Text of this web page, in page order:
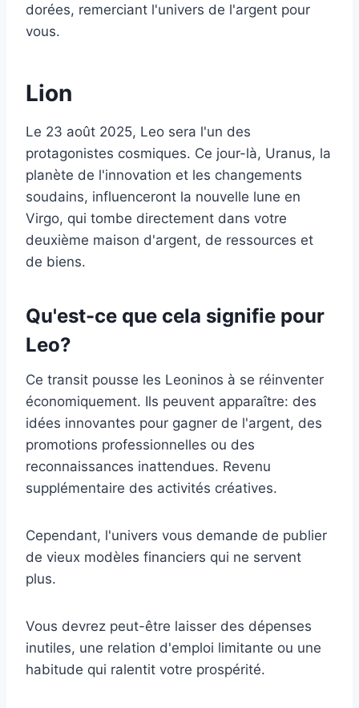
dorées, remerciant l'univers de l'argent pour
vous.
Lion
Le 23 août 2025, Leo sera l'un des
protagonistes cosmiques. Ce jour-là, Uranus, la
planète de l'innovation et les changements
soudains, influenceront la nouvelle lune en
Virgo, qui tombe directement dans votre
deuxième maison d'argent, de ressources et
de biens.
Qu'est-ce que cela signifie pour
Leo?
Ce transit pousse les Leoninos à se réinventer
économiquement. Ils peuvent apparaître: des
idées innovantes pour gagner de l'argent, des
promotions professionnelles ou des
reconnaissances inattendues. Revenu
supplémentaire des activités créatives.
Cependant, l'univers vous demande de publier
de vieux modèles financiers qui ne servent
plus.
Vous devrez peut-être laisser des dépenses
inutiles, une relation d'emploi limitante ou une
habitude qui ralentit votre prospérité.